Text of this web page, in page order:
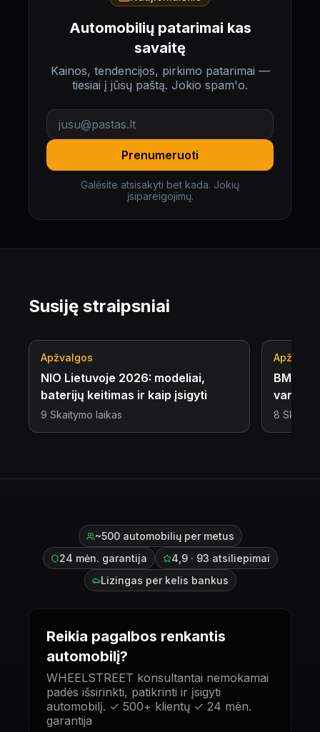
Automobilių patarimai kas
savaitę
Kainos, tendencijos, pirkimo patarimai —
tiesiai į jūsų paštą. Jokio spam'o.
Prenumeruoti
Galėsite atsisakyti bet kada. Jokių
įsipareigojimų.
Susiję straipsniai
Apžvalgos
NIO Lietuvoje 2026: modeliai,
baterijų keitimas ir kaip įsigyti
9 Skaitymo laikas
BMW
8
~500 automobilių per metus
24 mėn. garantija
4,9 · 93 atsiliepimai
Lizingas per kelis bankus
Reikia pagalbos renkantis
automobilį?
WHEELSTREET konsultantai nemokamai
padės išsirinkti, patikrinti ir įsigyti
automobilį. ✓ 500+ klientų ✓ 24 mėn.
garantija